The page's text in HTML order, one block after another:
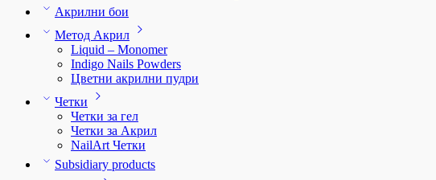
Акрилни бои
Метод Акрил
Liquid – Monomer
Indigo Nails Powders
Цветни акрилни пудри
Четки
Четки за гел
Четки за Акрил
NailArt Четки
Subsidiary products